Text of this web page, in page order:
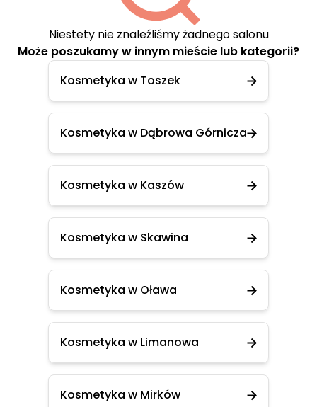
Niestety nie znaleźliśmy żadnego salonu
Może poszukamy w innym mieście lub kategorii?
Kosmetyka w Toszek
Kosmetyka w Dąbrowa Górnicza
Kosmetyka w Kaszów
Kosmetyka w Skawina
Kosmetyka w Oława
Kosmetyka w Limanowa
Kosmetyka w Mirków